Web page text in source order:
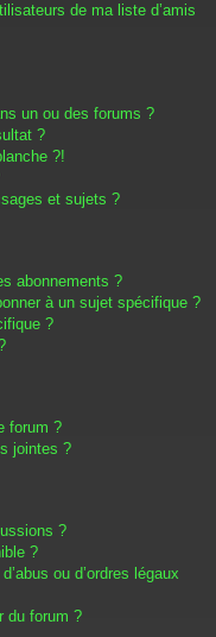
de ma liste d’amis
un ou des forums ?
?
?!
et sujets ?
abonnements ?
à un sujet spécifique ?
?
forum ?
jointes ?
?
?
ou d’ordres légaux
du forum ?